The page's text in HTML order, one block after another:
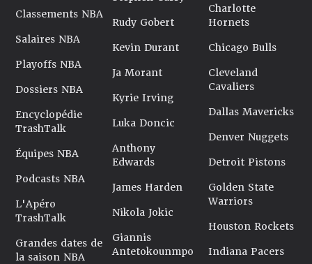
Classements NBA
Salaires NBA
Playoffs NBA
Dossiers NBA
Encyclopédie
TrashTalk
Équipes NBA
Podcasts NBA
L'Apéro
TrashTalk
Grandes dates de
la saison NBA
Rudy Gobert
Kevin Durant
Ja Morant
Kyrie Irving
Luka Doncic
Anthony
Edwards
James Harden
Nikola Jokic
Giannis
Antetokounmpo
Charlotte
Hornets
Chicago Bulls
Cleveland
Cavaliers
Dallas Mavericks
Denver Nuggets
Detroit Pistons
Golden State
Warriors
Houston Rockets
Indiana Pacers